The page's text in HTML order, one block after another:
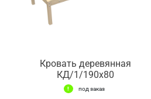
Кровать деревянная
КД/1/190х80
под заказ